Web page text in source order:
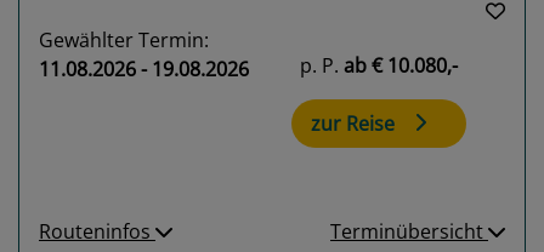
Gewählter Termin:
11.08.2026 - 19.08.2026
p. P. ab€ 10.080,-
zur Reise
Routeninfos Terminübersicht